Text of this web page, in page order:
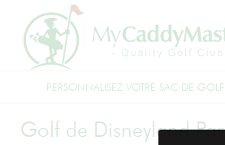
PERSONNALISEZ VOTRE SAC DE GOLF
Golf de Disneyland